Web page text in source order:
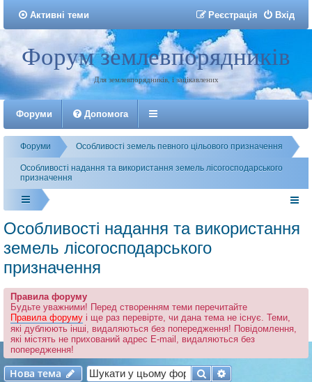
Активні теми Вхід
Реєстрація
Реєстрація
Форум землевпорядників
Для землевпорядників, і зацікавлених
Форуми Допомога
Форуми Особливості земель певного цільового призначення
Особливості надання та використання земель лісогосподарського
призначення
Особливості надання та використання
земель лісогосподарського
призначення
Правила форуму
Будьте уважними! Перед створенням теми перечитайте
Правила форуму і ще раз перевірте, чи дана тема не існує. Теми,
які дублюють інші, видаляються без попередження! Повідомлення,
які містять не прихований адрес E-mail, видаляються без
попередження!
Нова тема
Нова тема ПошукРозширений